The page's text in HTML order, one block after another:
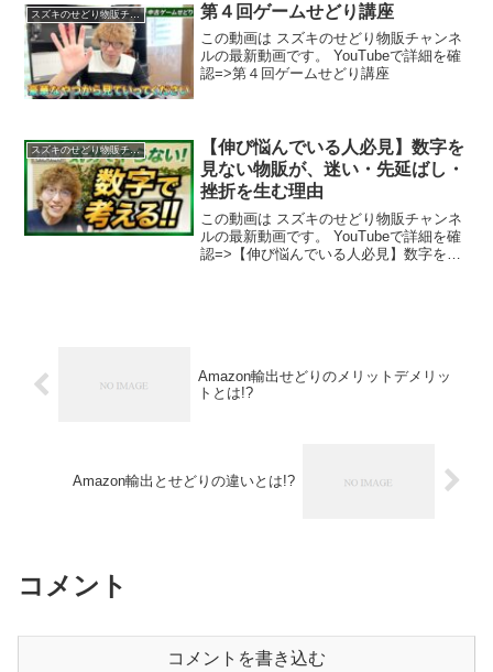
スズキのせどり物販チャンネル 第４回ゲームせどり講座
この動画は スズキのせどり物販チャンネ
ルの最新動画です。 YouTubeで詳細を確
認=>第４回ゲームせどり講座
スズキのせどり物販チャンネル
【伸び悩んでいる人必見】数字を
見ない物販が、迷い・先延ばし・
挫折を生む理由
この動画は スズキのせどり物販チャンネ
ルの最新動画です。 YouTubeで詳細を確
認=>【伸び悩んでいる人必見】数字を見
Amazon輸出せどりのメリットデメリッ
トとは!?
Amazon輸出とせどりの違いとは!?
コメント
コメントを書き込む